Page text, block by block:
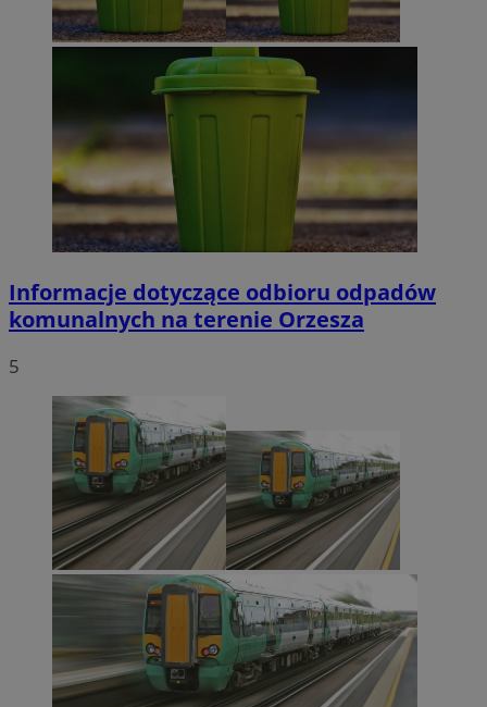
Informacje dotyczące odbioru odpadów
komunalnych na terenie Orzesza
5